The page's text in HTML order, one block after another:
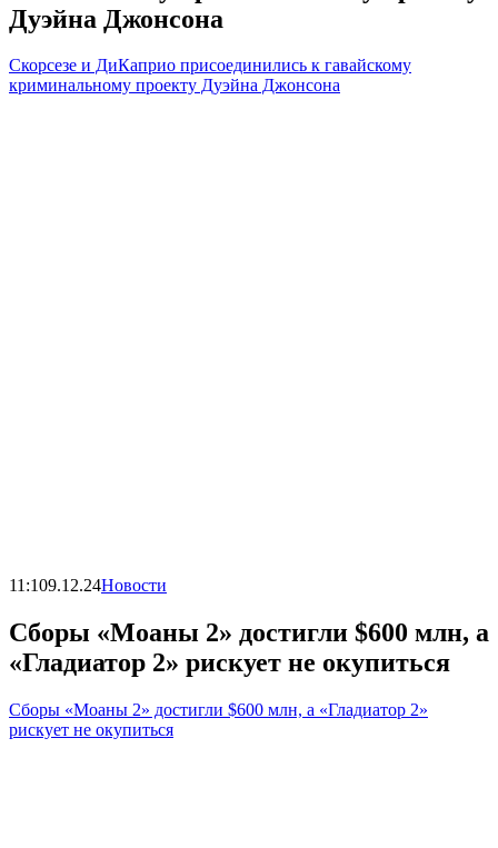
Дуэйна Джонсона
Скорсезе и ДиКаприо присоединились к гавайскому
криминальному проекту Дуэйна Джонсона
11:109.12.24Новости
Сборы «Моаны 2» достигли $600 млн, а
«Гладиатор 2» рискует не окупиться
Сборы «Моаны 2» достигли $600 млн, а «Гладиатор 2»
рискует не окупиться